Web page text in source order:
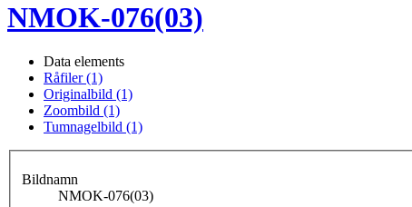
NMOK-076(03)
Data elements
Råfiler (1)
Originalbild (1)
Zoombild (1)
Tumnagelbild (1)
Bildnamn
NMOK-076(03)